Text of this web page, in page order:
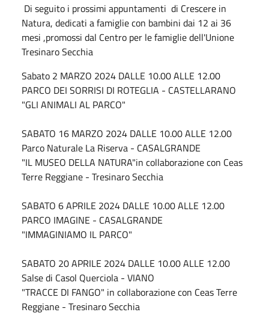
Di seguito i prossimi appuntamenti di Crescere in
Natura, dedicati a famiglie con bambini dai 12 ai 36
mesi ,promossi dal Centro per le famiglie dell'Unione
Tresinaro Secchia
Sabato 2 MARZO 2024 DALLE 10.00 ALLE 12.00
PARCO DEI SORRISI DI ROTEGLIA - CASTELLARANO
"GLI ANIMALI AL PARCO"
SABATO 16 MARZO 2024 DALLE 10.00 ALLE 12.00
Parco Naturale La Riserva - CASALGRANDE
"IL MUSEO DELLA NATURA"in collaborazione con Ceas
Terre Reggiane - Tresinaro Secchia
SABATO 6 APRILE 2024 DALLE 10.00 ALLE 12.00
PARCO IMAGINE - CASALGRANDE
"IMMAGINIAMO IL PARCO"
SABATO 20 APRILE 2024 DALLE 10.00 ALLE 12.00
Salse di Casol Querciola - VIANO
"TRACCE DI FANGO" in collaborazione con Ceas Terre
Reggiane - Tresinaro Secchia